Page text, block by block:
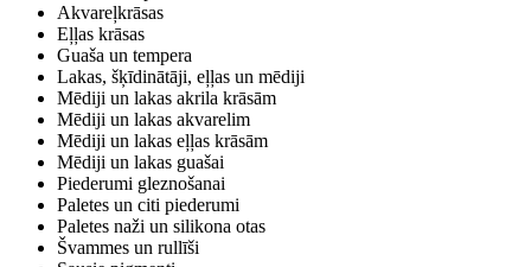
Akvareļkrāsas
Eļļas krāsas
Guaša un tempera
Lakas, šķīdinātāji, eļļas un mēdiji
Mēdiji un lakas akrila krāsām
Mēdiji un lakas akvarelim
Mēdiji un lakas eļļas krāsām
Mēdiji un lakas guašai
Piederumi gleznošanai
Paletes un citi piederumi
Paletes naži un silikona otas
Švammes un rullīši